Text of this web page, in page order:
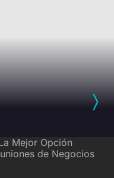
Mejor Opción
de Negocios